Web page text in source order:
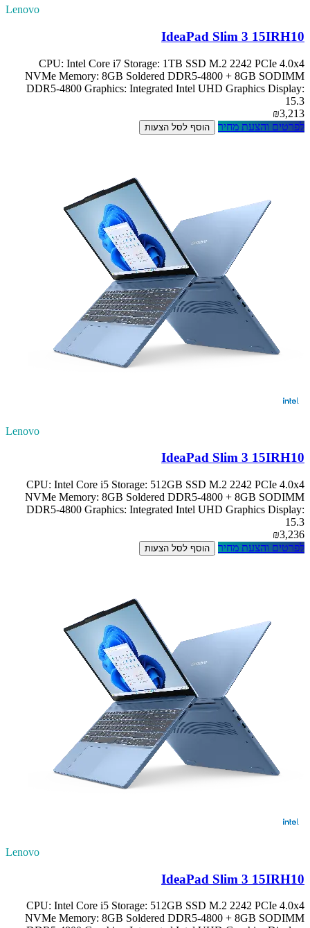
Lenovo
IdeaPad Slim 3 15IRH10
CPU: Intel Core i7 Storage: 1TB SSD M.2 2242 PCIe 4.0x4
NVMe Memory: 8GB Soldered DDR5-4800 + 8GB SODIMM
DDR5-4800 Graphics: Integrated Intel UHD Graphics Display:
15.3
₪3,213
לפרטים והצעת מחיר
הוסף לסל הצעות
Lenovo
IdeaPad Slim 3 15IRH10
CPU: Intel Core i5 Storage: 512GB SSD M.2 2242 PCIe 4.0x4
NVMe Memory: 8GB Soldered DDR5-4800 + 8GB SODIMM
DDR5-4800 Graphics: Integrated Intel UHD Graphics Display:
15.3
₪3,236
לפרטים והצעת מחיר
הוסף לסל הצעות
Lenovo
IdeaPad Slim 3 15IRH10
CPU: Intel Core i5 Storage: 512GB SSD M.2 2242 PCIe 4.0x4
NVMe Memory: 8GB Soldered DDR5-4800 + 8GB SODIMM